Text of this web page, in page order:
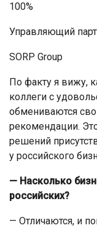
100%
Управляющий
SORP Group
По факту я вижу,
коллеги с
обмениваются
рекомендации.
решений
у российского
— Насколько
российских?
— Отличаются, и